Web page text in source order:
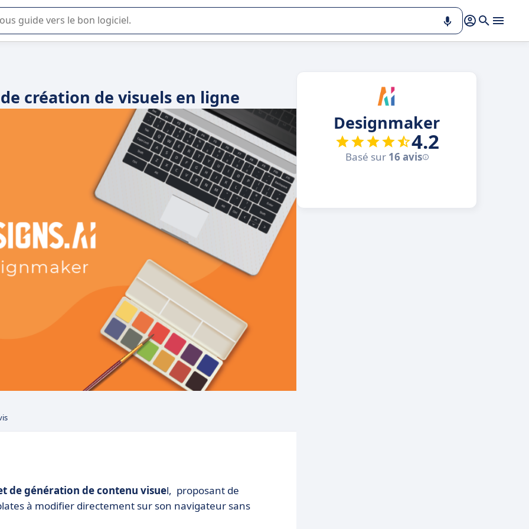
création de visuels en ligne
de génération de contenu visuel, proposant de
à modifier directement sur son navigateur sans
Designmaker
4.2
Basé sur 16 avis